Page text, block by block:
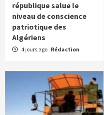
république salue le
niveau de conscience
patriotique des
Algériens
4 jours ago Rédaction